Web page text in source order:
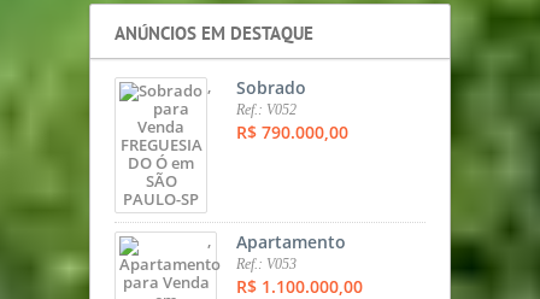
ANÚNCIOS EM DESTAQUE
, Sobrado
Ref.: V052
R$ 790.000,00
, Apartamento
Ref.: V053
R$ 1.100.000,00